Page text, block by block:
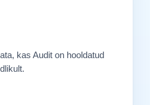
kas Audit on hooldatud